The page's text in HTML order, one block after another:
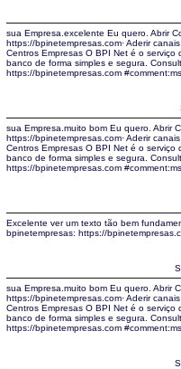
sua Empresa.excelente Eu quero. Abrir
https://bpinetempresas.com· Aderir
Centros Empresas O BPI Net é o
banco de forma simples e segura.
https://bpinetempresas.com
sua Empresa.muito bom Eu quero. Abrir
https://bpinetempresas.com· Aderir
Centros Empresas O BPI Net é o
banco de forma simples e segura.
https://bpinetempresas.com
Excelente ver um texto tão bem
bpinetempresas: https://
sua Empresa.muito bom Eu quero. Abrir
https://bpinetempresas.com· Aderir
Centros Empresas O BPI Net é o
banco de forma simples e segura.
https://bpinetempresas.com